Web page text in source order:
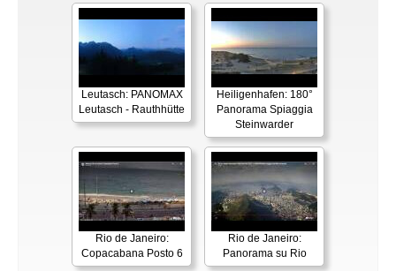
Leutasch: PANOMAX
Leutasch - Rauthhütte
Heiligenhafen: 180°
Panorama Spiaggia
Steinwarder
Rio de Janeiro:
Copacabana Posto 6
Rio de Janeiro:
Panorama su Rio